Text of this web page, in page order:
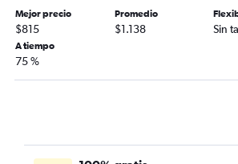
Mejor precio
$815
Promedio
$1.138 Sin
A tiempo
75 %